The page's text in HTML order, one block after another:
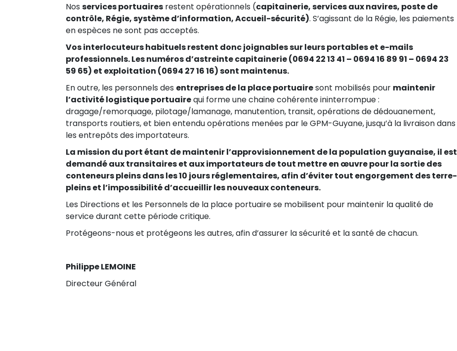
Nos services portuaires restent opérationnels (capitainerie, services aux navires, poste de
contrôle, Régie, système d’information, Accueil-sécurité). S’agissant de la Régie, les paiements
en espèces ne sont pas acceptés.
Vos interlocuteurs habituels restent donc joignables sur leurs portables et e-mails
professionnels. Les numéros d’astreinte capitainerie (0694 22 13 41 – 0694 16 89 91 – 0694 23
59 65) et exploitation (0694 27 16 16) sont maintenus.
En outre, les personnels des entreprises de la place portuairesont mobilisés pour maintenir
l’activité logistique portuairequi forme une chaine cohérente ininterrompue :
dragage/remorquage, pilotage/lamanage, manutention, transit, opérations de dédouanement,
transports routiers, et bien entendu opérations menées par le GPM-Guyane, jusqu’à la livraison dans
les entrepôts des importateurs.
La mission du port étant de maintenir l’approvisionnement de la population guyanaise, il est
demandé aux transitaires et aux importateurs de tout mettre en œuvre pour la sortie des
conteneurs pleins dans les 10 jours réglementaires, afin d’éviter tout engorgement des terre-
pleins et l’impossibilité d’accueillir les nouveaux conteneurs.
Les Directions et les Personnels de la place portuaire se mobilisent pour maintenir la qualité de
service durant cette période critique.
Protégeons-nous et protégeons les autres, afin d’assurer la sécurité et la santé de chacun.
Philippe LEMOINE
Directeur Général